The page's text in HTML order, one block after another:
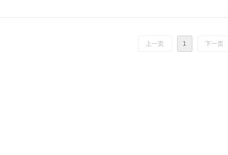
提供完善的动态链接库以及演示软件
上一页 1 下一页